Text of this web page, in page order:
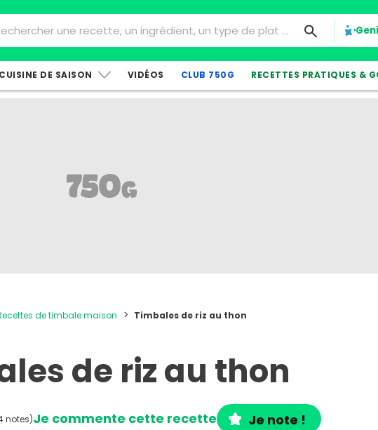
CUISINE DE SAISON VIDÉOS CLUB 750G RECETTES PRATIQUES &
de timbale maison
Timbales de riz au thon
de riz au thon
notes)Je commente cette recette Je note !